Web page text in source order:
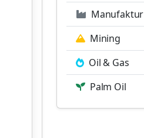
Manufaktur
Mining
Oil & Gas
Palm Oil